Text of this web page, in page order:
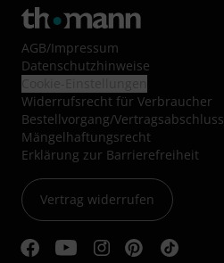
AGB/Impressum
Datenschutzhinweise
Widerrufsrecht für Verbraucher
Bestellvorgang/Vertragsabschluss
Mängelhaftungsrecht
Erklärung zur Barrierefreiheit
Vertrag widerrufen